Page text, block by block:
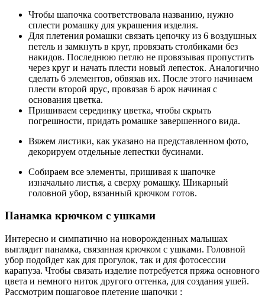
Чтобы шапочка соответствовала названию, нужно
сплести ромашку для украшения изделия.
Для плетения ромашки связать цепочку из 6 воздушных
петель и замкнуть в круг, провязать столбиками без
накидов. Последнюю петлю не провязывая пропустить
через круг и начать плести новый лепесток. Аналогично
сделать 6 элементов, обвязав их. После этого начинаем
плести второй ярус, провязав 6 арок начиная с
основания цветка.
Пришиваем серединку цветка, чтобы скрыть
погрешности, придать ромашке завершенного вида.
Вяжем листики, как указано на представленном фото,
декорируем отдельные лепестки бусинами.
Собираем все элементы, пришивая к шапочке
изначально листья, а сверху ромашку. Шикарный
головной убор, вязанный крючком готов.
Панамка крючком с ушками
Интересно и симпатично на новорожденных малышах
выглядит панамка, связанная крючком с ушками. Головной
убор подойдет как для прогулок, так и для фотосессии
карапуза. Чтобы связать изделие потребуется пряжа основного
цвета и немного ниток другого оттенка, для создания ушей.
Рассмотрим пошаговое плетение шапочки :